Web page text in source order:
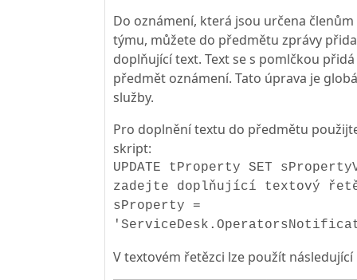
Do oznámení, která jsou určena
týmu, můžete do předmětu zprávy
doplňující text. Text se s pomlčkou
předmět oznámení. Tato úprava je
služby.
Pro doplnění textu do předmětu
skript:
UPDATE tProperty SET
zadejte doplňující textový
sProperty =
V textovém řetězci lze použít